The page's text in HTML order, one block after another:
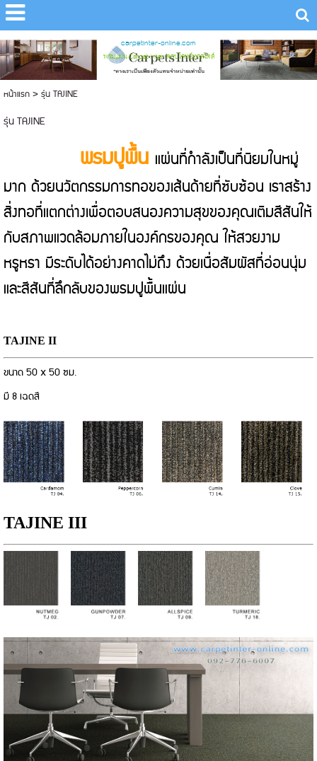
carpetinter-online.com
พรมแผ่น Carpet Inter ตอบโจทย์ทุกสไตล์
หน้าแรก> รุ่น TAJINE
รุ่น TAJINE
พรมปูพื้น แผ่นที่กำลังเป็นที่นิยมในหมู่
มาก ด้วยนวัตกรรมการทอของเส้นด้ายที่ซับซ้อน เราสร้าง
สิ่งทอที่แตกต่างเพื่อตอบสนองความสุขของคุณเติมสีสันให้
กับสภาพแวดล้อมภายในองค์กรของคุณ ให้สวยงาม
หรูหรา มีระดับได้อย่างคาดไม่ถึง ด้วยเนื่อสัมผัสที่อ่อนนุ่ม
และสีสันที่ลึกลับของพรมปูพื้นแผ่น
TAJINE II
ขนาด 50 x 50 ซม.
มี 8 เฉดสี
TAJINE III